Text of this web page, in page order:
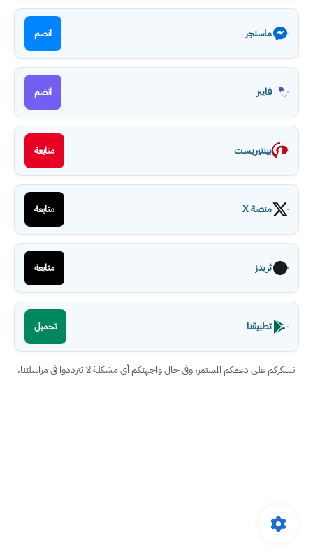
ماسنجر انضم
فايبر انضم
بينتيريست متابعة
منصة X متابعة
ثريدز متابعة
تطبيقنا تحميل
نشكركم على دعمكم المستمر، وفي حال واجهتكم أي مشكلة لا تترددوا في مراسلتنا.